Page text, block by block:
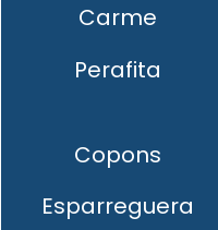
Carme
Perafita
Copons
Esparreguera